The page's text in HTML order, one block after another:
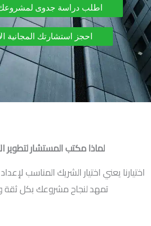
اطلب دراسة جدوى لمشروعك
احجز استشارتك المجانية
لماذا مكتب المستشار لتطوير
اختيارنا يعني اختيار الشريك المناسب
تمهد لنجاح مشروعك بكل ثقة